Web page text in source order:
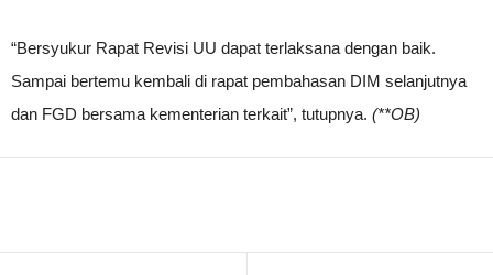
“Bersyukur Rapat Revisi UU dapat terlaksana dengan baik.
Sampai bertemu kembali di rapat pembahasan DIM selanjutnya
dan FGD bersama kementerian terkait”, tutupnya. (**OB)